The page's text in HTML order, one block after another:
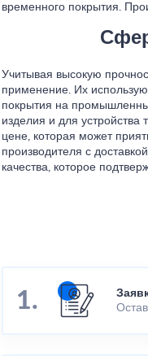
временного покрытия.
Учитывая высокую
применение. Их
покрытия на
изделия и для
цене, которая может
производителя с
качества, которое